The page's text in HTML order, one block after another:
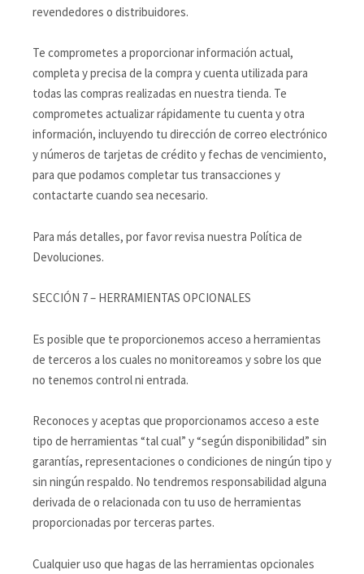
revendedores o distribuidores.
Te comprometes a proporcionar información actual,
completa y precisa de la compra y cuenta utilizada para
todas las compras realizadas en nuestra tienda. Te
comprometes actualizar rápidamente tu cuenta y otra
información, incluyendo tu dirección de correo electrónico
y números de tarjetas de crédito y fechas de vencimiento,
para que podamos completar tus transacciones y
contactarte cuando sea necesario.
Para más detalles, por favor revisa nuestra Política de
Devoluciones.
SECCIÓN 7 – HERRAMIENTAS OPCIONALES
Es posible que te proporcionemos acceso a herramientas
de terceros a los cuales no monitoreamos y sobre los que
no tenemos control ni entrada.
Reconoces y aceptas que proporcionamos acceso a este
tipo de herramientas “tal cual” y “según disponibilidad” sin
garantías, representaciones o condiciones de ningún tipo y
sin ningún respaldo. No tendremos responsabilidad alguna
derivada de o relacionada con tu uso de herramientas
proporcionadas por terceras partes.
Cualquier uso que hagas de las herramientas opcionales